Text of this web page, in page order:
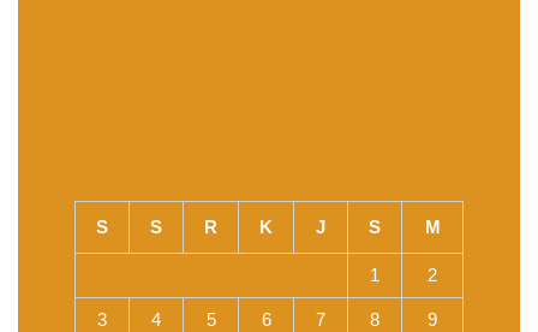
S S R K J S M
1 2
3 4 5 6 7 8 9